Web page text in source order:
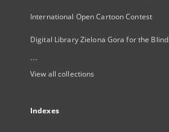
International Open Cartoon Contest
Digital Library Zielona Gora for the Blind
...
View all collections
Indexes